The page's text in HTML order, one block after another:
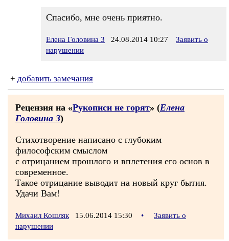
Спасибо, мне очень приятно.
Елена Головина 3 24.08.2014 10:27
Заявить о
нарушении
+ добавить замечания
Рецензия на «Рукописи не горят» (Елена
Головина 3)
Стихотворение написано с глубоким
философским смыслом
с отрицанием прошлого и вплетения его основ в
современное.
Такое отрицание выводит на новый круг бытия.
Удачи Вам!
Михаил Кошляк 15.06.2014 15:30 •
Заявить о
нарушении